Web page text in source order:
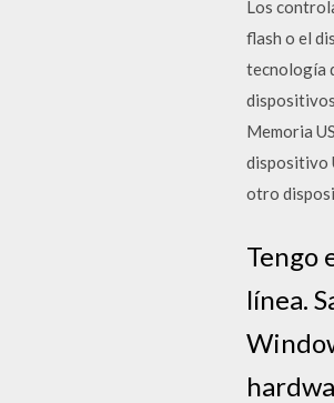
Los
flash o el
tecnología
Memoria
dispositivo
otro
Tengo
línea.